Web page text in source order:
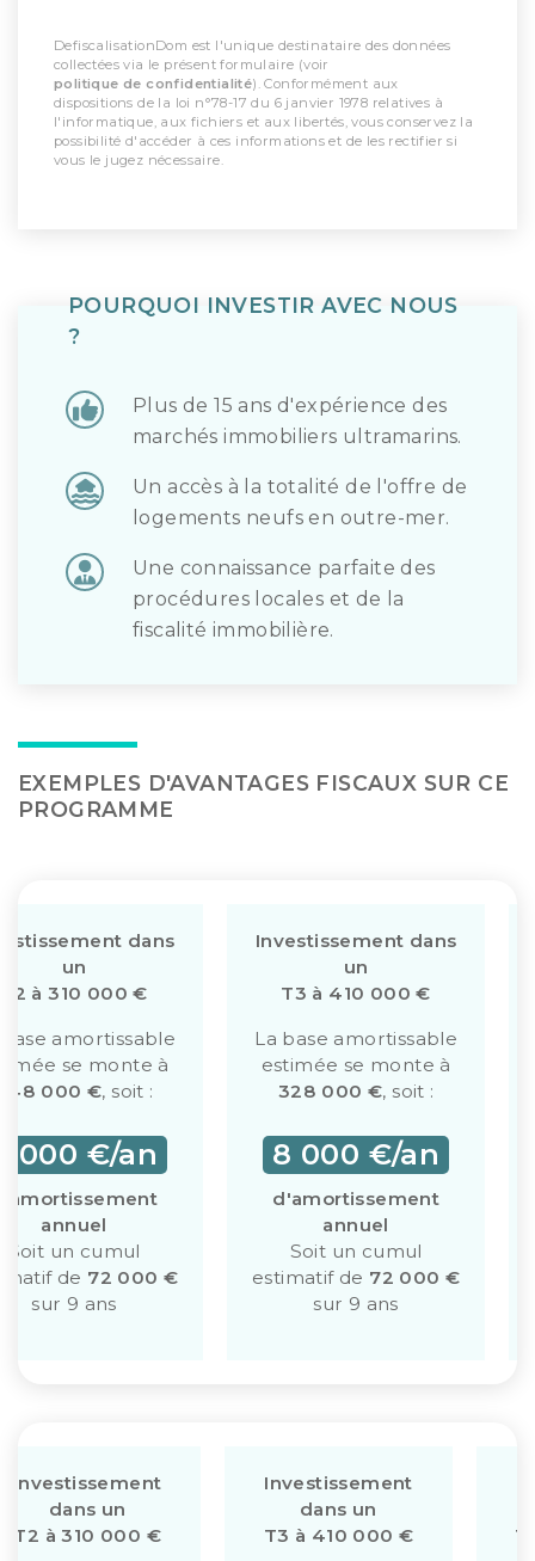
DefiscalisationDom est l'unique destinataire des données
collectées via le présent formulaire (voir
politique de confidentialité). Conformément aux
dispositions de la loi n°78-17 du 6 janvier 1978 relatives à
l'informatique, aux fichiers et aux libertés, vous conservez la
possibilité d'accéder à ces informations et de les rectifier si
vous le jugez nécessaire.
POURQUOI INVESTIR AVEC NOUS
?
Plus de 15 ans d'expérience des
marchés immobiliers ultramarins.
Un accès à la totalité de l'offre de
logements neufs en outre-mer.
Une connaissance parfaite des
procédures locales et de la
fiscalité immobilière.
EXEMPLES D'AVANTAGES FISCAUX SUR CE
PROGRAMME
dans
un
T2 à 310 000 €
amortissable
se monte à
000 €, soit :
000 €/an
annuel
Soit un cumul
de 72 000 €
sur 9 ans
Investissement dans
un
T3 à 410 000 €
La base amortissable
estimée se monte à
328 000 €, soit :
8 000 €/an
d'amortissement
annuel
Soit un cumul
estimatif de 72 000 €
sur 9 ans
Investissement
dans un
T2 à 310 000 €
Investissement
dans un
T3 à 410 000 €